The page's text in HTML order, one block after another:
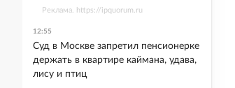
Реклама. https://ipquorum.ru
12:55
Суд в Москве запретил пенсионерке
держать в квартире каймана, удава,
лису и птиц